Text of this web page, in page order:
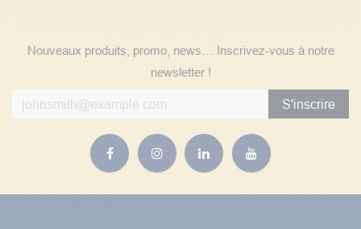
Nouveaux produits, promo, news… Inscrivez-vous à notre
newsletter !
S'inscrire